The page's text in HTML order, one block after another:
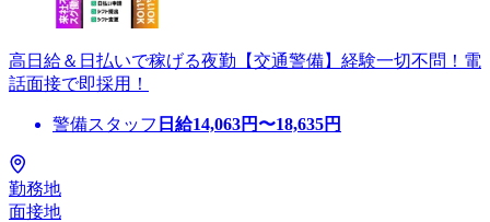
高日給＆日払いで稼げる夜勤【交通警備】経験一切不問！電
話面接で即採用！
警備スタッフ 日給14,063円〜18,635円
勤務地
面接地